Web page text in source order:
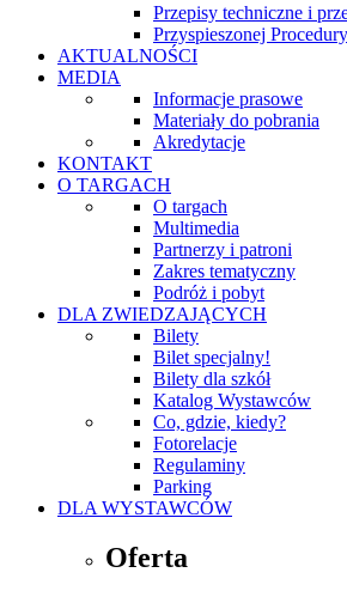
Przepisy techniczne i
Przyspieszonej
AKTUALNOŚCI
MEDIA
Informacje prasowe
Materiały do pobrania
Akredytacje
KONTAKT
O TARGACH
O targach
Multimedia
Partnerzy i patroni
Zakres tematyczny
Podróż i pobyt
DLA ZWIEDZAJĄCYCH
Bilety
Bilet specjalny!
Bilety dla szkół
Katalog Wystawców
Co, gdzie, kiedy?
Fotorelacje
Regulaminy
Parking
DLA WYSTAWCÓW
Oferta